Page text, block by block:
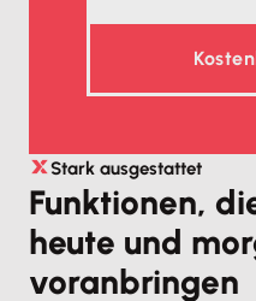
Stark ausgestattet
Funktionen,
heute und
voranbringen